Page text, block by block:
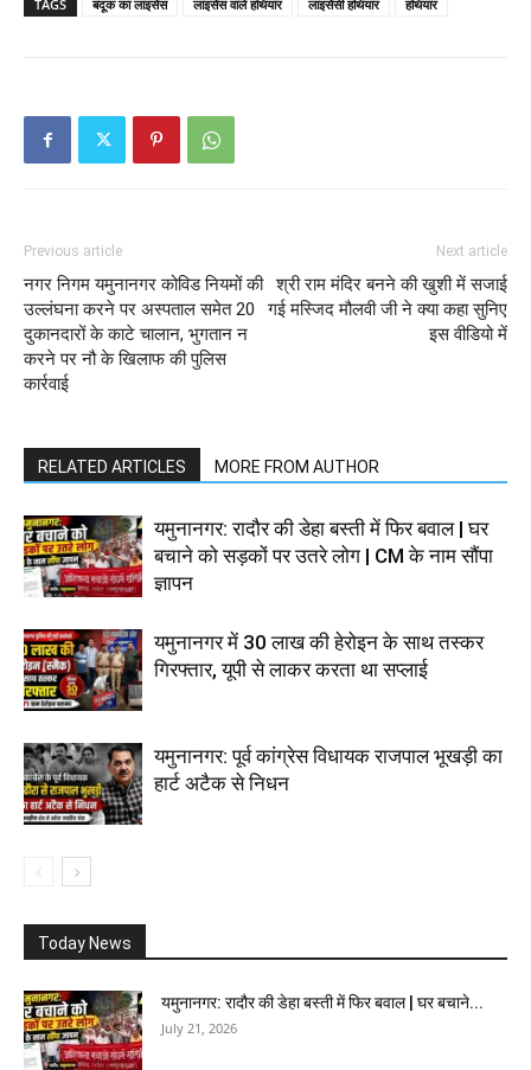
TAGS बंदूक का लाइसेंस लाइसेंस वाले हथियार लाइसेंसी हथियार हथियार
Previous article
नगर निगम यमुनानगर कोविड नियमों की
उल्लंघना करने पर अस्पताल समेत 20
दुकानदारों के काटे चालान, भुगतान न
करने पर नौ के खिलाफ की पुलिस
कार्रवाई
Next article
श्री राम मंदिर बनने की खुशी में सजाई
गई मस्जिद मौलवी जी ने क्या कहा सुनिए
इस वीडियो में
RELATED ARTICLES MORE FROM AUTHOR
यमुनानगर: रादौर की डेहा बस्ती में फिर बवाल | घर
बचाने को सड़कों पर उतरे लोग | CM के नाम सौंपा
ज्ञापन
यमुनानगर में 30 लाख की हेरोइन के साथ तस्कर
गिरफ्तार, यूपी से लाकर करता था सप्लाई
यमुनानगर: पूर्व कांग्रेस विधायक राजपाल भूखड़ी का
हार्ट अटैक से निधन
Today News
यमुनानगर: रादौर की डेहा बस्ती में फिर बवाल | घर बचाने...
July 21, 2026